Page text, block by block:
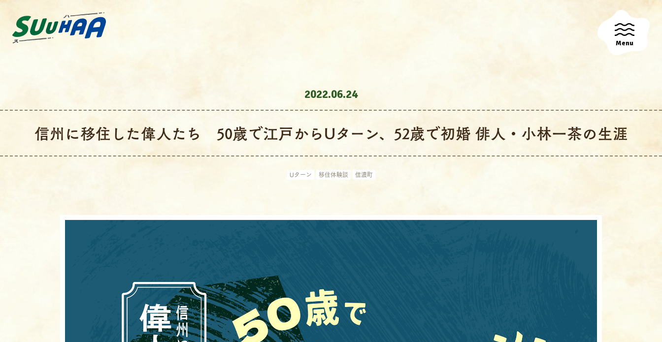
Menu
2022.06.24
信州に移住した偉人たち 50歳で江戸からUターン、52歳で初婚 俳人・小林一茶の生涯
Uターン 移住体験談 信濃町